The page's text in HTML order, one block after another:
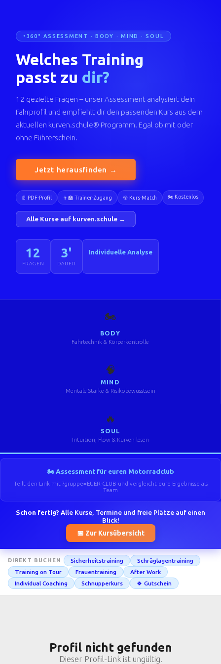
360° ASSESSMENT · BODY · MIND · SOUL
Welches Training
passt zu dir?
12 gezielte Fragen – unser Assessment analysiert dein
Fahrprofil und empfiehlt dir den passenden Kurs aus dem
aktuellen kurven.schule® Programm. Egal ob mit oder
ohne Führerschein.
Jetzt herausfinden →
📄 PDF-Profil 👨‍🏫 Trainer-Zugang 🎯 Kurs-Match 🏍️ Kostenlos
Alle Kurse auf kurven.schule →
12
FRAGEN
3'
DAUER
Individuelle Analyse
🏍️
BODY
Fahrtechnik & Körperkontrolle
🧠
MIND
Mentale Stärke & Risikobewusstsein
🔥
SOUL
Intuition, Flow & Kurven lesen
🏍️ Assessment für euren Motorradclub
Teilt den Link mit ?gruppe=EUER-CLUB und vergleicht eure Ergebnisse als
Team
Schon fertig? Alle Kurse, Termine und freie Plätze auf einen
Blick!
📅 Zur Kursübersicht
DIREKT BUCHEN Sicherheitstraining
Schräglagentraining
Training on Tour
Frauentraining
After Work
Individual Coaching
Schnupperkurs 🍀 Gutschein
Profil nicht gefunden
Dieser Profil-Link ist ungültig.